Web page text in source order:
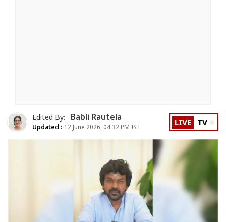
Edited By: Babli Rautela
Updated : 12 June 2026, 04:32 PM IST LIVE TV